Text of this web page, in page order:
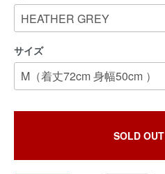
サイズ
SOLD OUT